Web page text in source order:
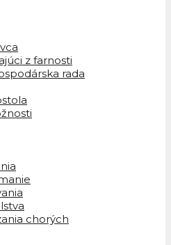
z farnosti
rada
chorých